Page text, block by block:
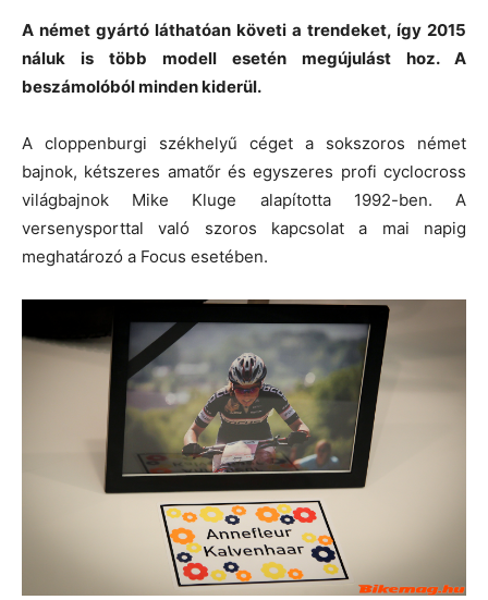
A német gyártó láthatóan követi a trendeket, így 2015
náluk is több modell esetén megújulást hoz. A
beszámolóból minden kiderül.
A cloppenburgi székhelyű céget a sokszoros német
bajnok, kétszeres amatőr és egyszeres profi cyclocross
világbajnok Mike Kluge alapította 1992-ben. A
versenysporttal való szoros kapcsolat a mai napig
meghatározó a Focus esetében.